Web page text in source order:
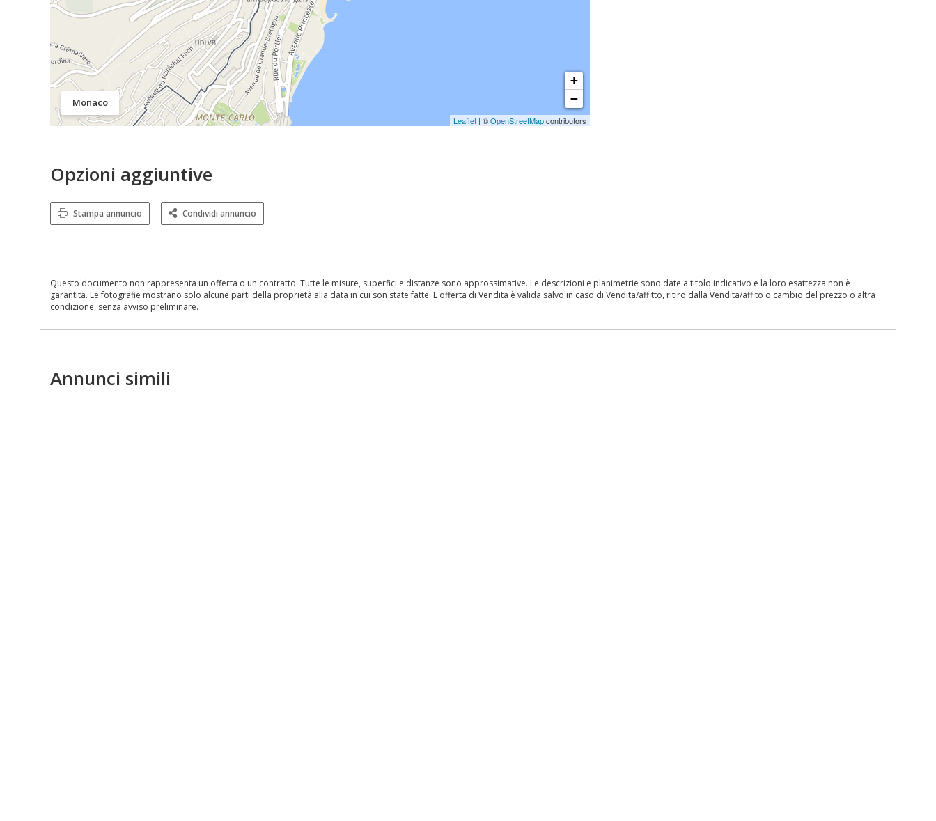
Monaco
+
−
Leaflet | ©OpenStreetMapcontributors
Opzioni aggiuntive
Stampa annuncio Condividi annuncio
Questo documento non rappresenta un offerta o un contratto. Tutte le misure, superfici e distanze sono approssimative. Le descrizioni e planimetrie sono date a titolo indicativo e la loro esattezza non è
garantita. Le fotografie mostrano solo alcune parti della proprietà alla data in cui son state fatte. L offerta di Vendita è valida salvo in caso di Vendita/affitto, ritiro dalla Vendita/affito o cambio del prezzo o altra
condizione, senza avviso preliminare.
Annunci simili